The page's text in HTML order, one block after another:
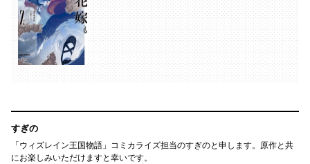
すぎの
「ウィズレイン王国物語」コミカライズ担当のすぎのと申します。原作と共
にお楽しみいただけますと幸いです。